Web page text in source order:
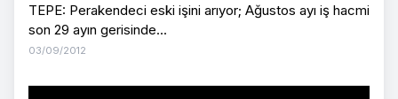
TEPE: Perakendeci eski işini arıyor; Ağustos ayı iş hacmi
son 29 ayın gerisinde...
03/09/2012